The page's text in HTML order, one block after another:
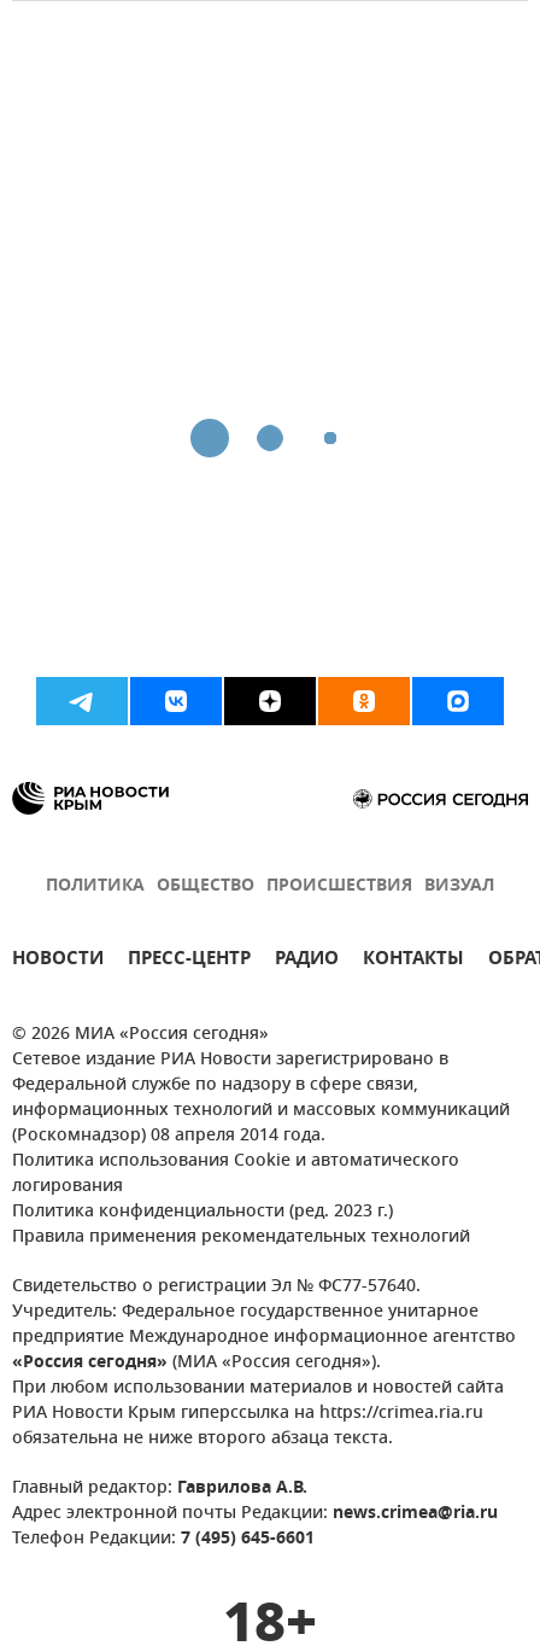
ПОЛИТИКА ОБЩЕСТВО ПРОИСШЕСТВИЯ ВИЗУАЛ
НОВОСТИ ПРЕСС-ЦЕНТР РАДИО КОНТАКТЫ
© 2026 МИА «Россия сегодня»
Сетевое издание РИА Новости зарегистрировано в
Федеральной службе по надзору в сфере связи,
информационных технологий и массовых коммуникаций
(Роскомнадзор) 08 апреля 2014 года.
Политика использования Cookie и автоматического
логирования
Политика конфиденциальности (ред. 2023 г.)
Правила применения рекомендательных технологий
Свидетельство о регистрации Эл № ФС77-57640.
Учредитель: Федеральное государственное унитарное
предприятие Международное информационное агентство
«Россия сегодня» (МИА «Россия сегодня»).
При любом использовании материалов и новостей сайта
РИА Новости Крым гиперссылка на https://crimea.ria.ru
обязательна не ниже второго абзаца текста.
Главный редактор: Гаврилова А.В.
Адрес электронной почты Редакции: news.crimea@ria.ru
Телефон Редакции: 7 (495) 645-6601
18+